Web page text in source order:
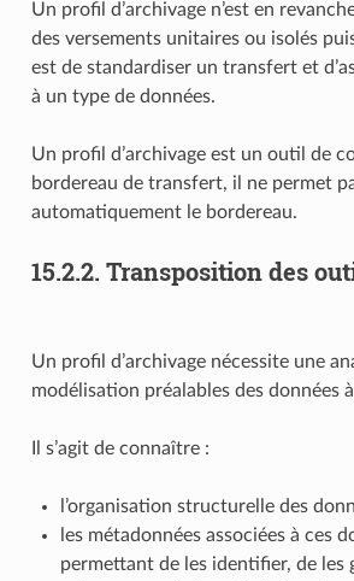
Un profil d’archivage n’est en
des versements unitaires ou isolés
est de standardiser un transfert et
à un type de données.
Un profil d’archivage est un outil de
bordereau de transfert, il ne permet
automatiquement le bordereau.
15.2.2. Transposition des
Un profil d’archivage nécessite une
modélisation préalables des données
Il s’agit de connaître :
l’organisation structurelle des
les métadonnées associées à ces
permettant de les identifier, de les